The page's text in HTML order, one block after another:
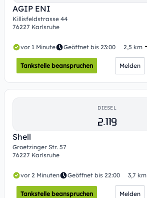
AGIP ENI
Killisfeldstrasse 44
76227 Karlsruhe
vor 1 Minute Geöffnet bis 23:00 2,5 km
Tankstelle beanspruchen Melden
DIESEL
2.119
Shell
Groetzinger Str. 57
76227 Karlsruhe
vor 2 Minuten Geöffnet bis 22:00 3,7 km
Tankstelle beanspruchen Melden